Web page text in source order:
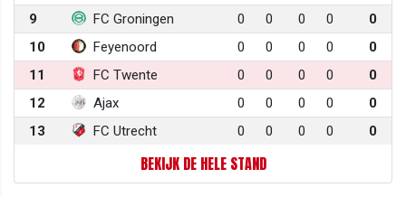
9
FC Groningen 0 0 0 0
0
10
Feyenoord 0 0 0 0
0
11
FC Twente 0 0 0 0
0
12
Ajax 0 0 0 0
0
13
FC Utrecht 0 0 0 0 0
BEKIJK DE HELE STAND